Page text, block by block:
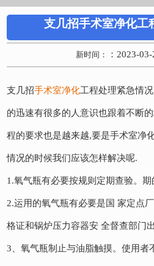
支几招手术室净化工
新时间： ：2023-
支几招手术室净化工程处理紧急情
的迅速有很多的人意识也跟着不断
程的要求也是越来越,要是手术室净
情况的时候我们应该怎样解决呢.
1.氧气瓶有必要按规则定期查验。期
2.运用的氧气瓶有必要是国 家定点
格证和锅炉压力容器安 全督查部门
3、氧气瓶制止与油脂触摸。使用者